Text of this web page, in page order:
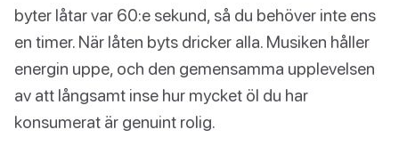
byter låtar var 60:e sekund, så du behöver inte ens
en timer. När låten byts dricker alla. Musiken håller
energin uppe, och den gemensamma upplevelsen
av att långsamt inse hur mycket öl du har
konsumerat är genuint rolig.